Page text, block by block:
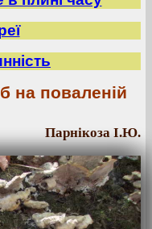
на поваленій
Парнікоза І.Ю.